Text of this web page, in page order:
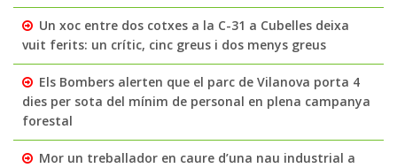
Un xoc entre dos cotxes a la C-31 a Cubelles deixa
vuit ferits: un crític, cinc greus i dos menys greus
Els Bombers alerten que el parc de Vilanova porta 4
dies per sota del mínim de personal en plena campanya
forestal
Mor un treballador en caure d’una nau industrial a